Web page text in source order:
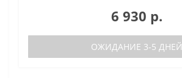
6 930 р.
ОЖИДАНИЕ 3-5 ДНЕЙ